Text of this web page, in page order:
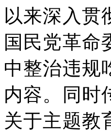
以来深入贯
国民党革命
中整治违规
内容。同时
关于主题教